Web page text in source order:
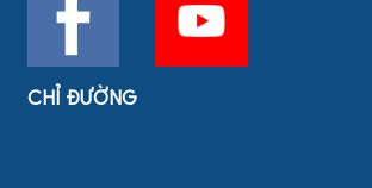
CHỈ ĐƯỜNG